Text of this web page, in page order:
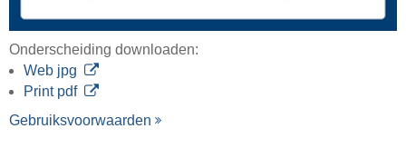
Onderscheiding downloaden:
Web jpg
Print pdf
Gebruiksvoorwaarden